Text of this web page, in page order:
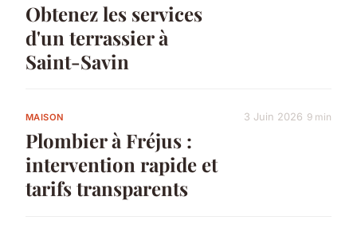
Obtenez les services
d'un terrassier à
Saint-Savin
MAISON
Plombier à Fréjus :
intervention rapide et
tarifs transparents
3 Juin 2026 9 min